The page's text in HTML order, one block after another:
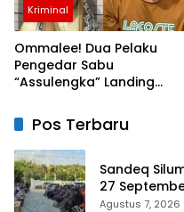
Kriminal
Ommalee! Dua Pelaku
Pengedar Sabu
“Assulengka” Landing
Pos Terbaru
Sandeq
27
Agustus 7, 2026